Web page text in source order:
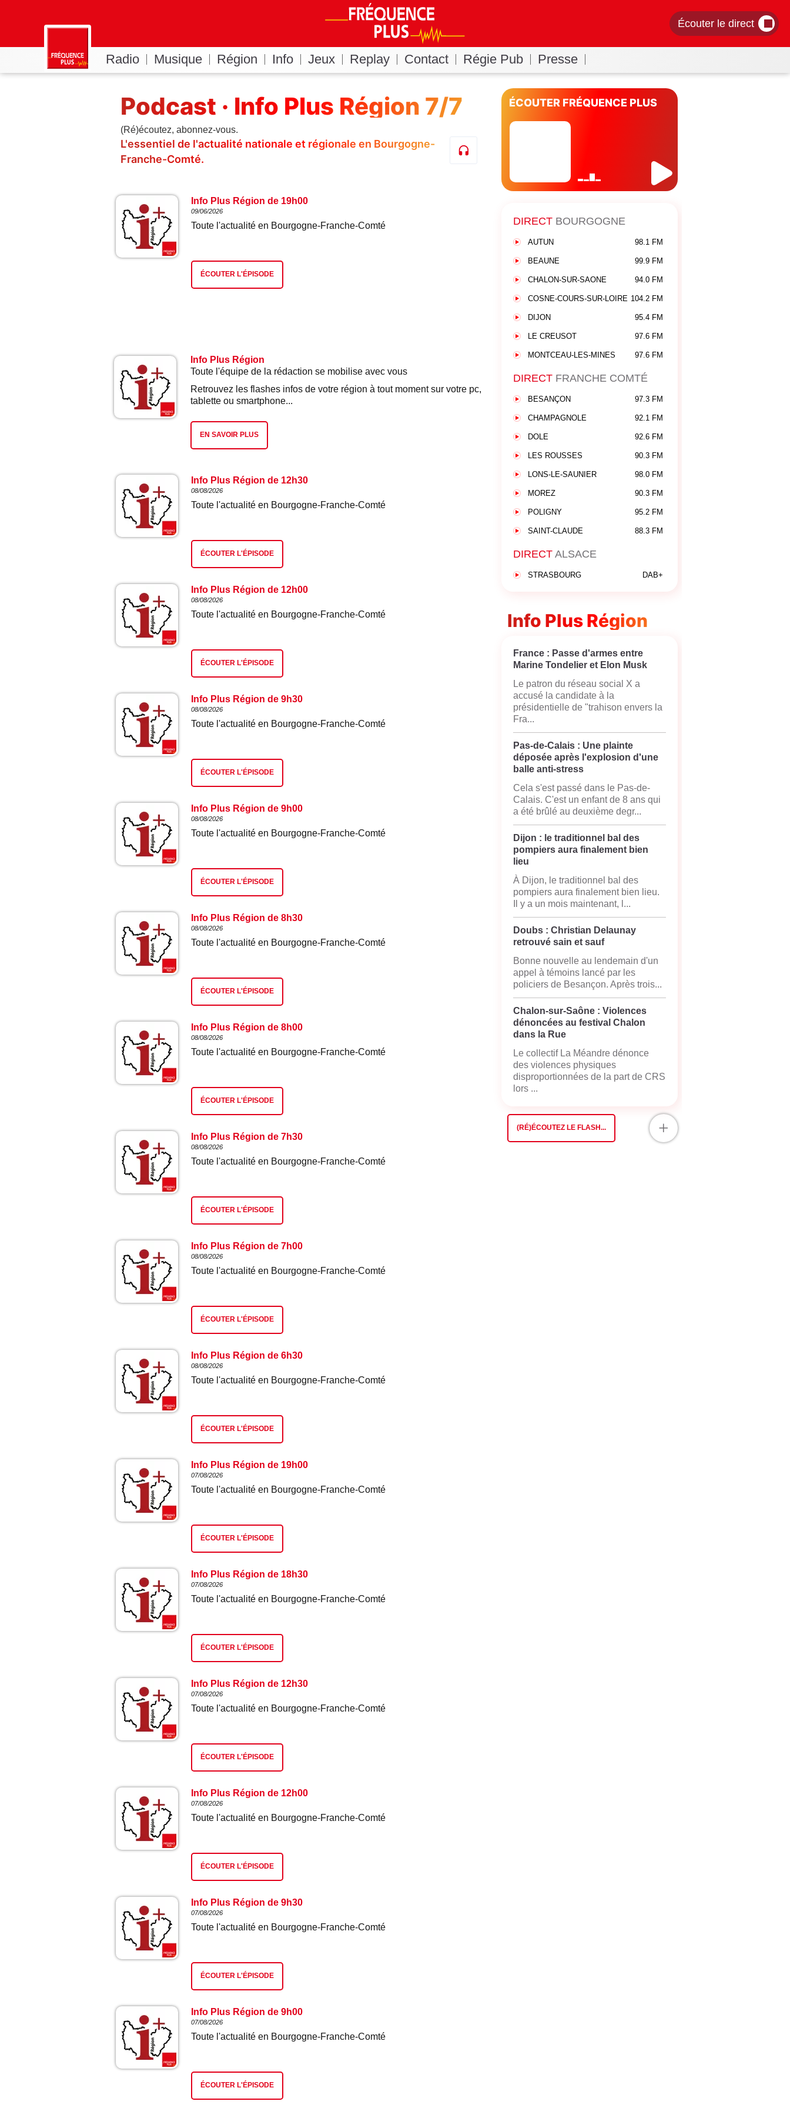
Écouter le direct
Radio Musique Région Info Jeux Replay Contact Régie Pub Presse
Podcast · Info Plus Région 7/7
(Ré)écoutez, abonnez-vous.
L'essentiel de l'actualité nationale et régionale en Bourgogne-
Franche-Comté.
Info Plus Région de 19h00
09/06/2026
Toute l'actualité en Bourgogne-Franche-Comté
ÉCOUTER L'ÉPISODE
Info Plus Région
Toute l'équipe de la rédaction se mobilise avec vous
Retrouvez les flashes infos de votre région à tout moment sur votre pc,
tablette ou smartphone...
EN SAVOIR PLUS
Info Plus Région de 12h30
08/08/2026
Toute l'actualité en Bourgogne-Franche-Comté
ÉCOUTER L'ÉPISODE
Info Plus Région de 12h00
08/08/2026
Toute l'actualité en Bourgogne-Franche-Comté
ÉCOUTER L'ÉPISODE
Info Plus Région de 9h30
08/08/2026
Toute l'actualité en Bourgogne-Franche-Comté
ÉCOUTER L'ÉPISODE
Info Plus Région de 9h00
08/08/2026
Toute l'actualité en Bourgogne-Franche-Comté
ÉCOUTER L'ÉPISODE
Info Plus Région de 8h30
08/08/2026
Toute l'actualité en Bourgogne-Franche-Comté
ÉCOUTER L'ÉPISODE
Info Plus Région de 8h00
08/08/2026
Toute l'actualité en Bourgogne-Franche-Comté
ÉCOUTER L'ÉPISODE
Info Plus Région de 7h30
08/08/2026
Toute l'actualité en Bourgogne-Franche-Comté
ÉCOUTER L'ÉPISODE
Info Plus Région de 7h00
08/08/2026
Toute l'actualité en Bourgogne-Franche-Comté
ÉCOUTER L'ÉPISODE
Info Plus Région de 6h30
08/08/2026
Toute l'actualité en Bourgogne-Franche-Comté
ÉCOUTER L'ÉPISODE
Info Plus Région de 19h00
07/08/2026
Toute l'actualité en Bourgogne-Franche-Comté
ÉCOUTER L'ÉPISODE
Info Plus Région de 18h30
07/08/2026
Toute l'actualité en Bourgogne-Franche-Comté
ÉCOUTER L'ÉPISODE
Info Plus Région de 12h30
07/08/2026
Toute l'actualité en Bourgogne-Franche-Comté
ÉCOUTER L'ÉPISODE
Info Plus Région de 12h00
07/08/2026
Toute l'actualité en Bourgogne-Franche-Comté
ÉCOUTER L'ÉPISODE
Info Plus Région de 9h30
07/08/2026
Toute l'actualité en Bourgogne-Franche-Comté
ÉCOUTER L'ÉPISODE
Info Plus Région de 9h00
07/08/2026
Toute l'actualité en Bourgogne-Franche-Comté
ÉCOUTER L'ÉPISODE
ÉCOUTER FRÉQUENCE PLUS
DIRECTBOURGOGNE
AUTUN 98.1 FM
BEAUNE 99.9 FM
CHALON-SUR-SAONE 94.0 FM
COSNE-COURS-SUR-LOIRE 104.2 FM
DIJON 95.4 FM
LE CREUSOT 97.6 FM
MONTCEAU-LES-MINES 97.6 FM
DIRECTFRANCHE COMTÉ
BESANÇON 97.3 FM
CHAMPAGNOLE 92.1 FM
DOLE 92.6 FM
LES ROUSSES 90.3 FM
LONS-LE-SAUNIER 98.0 FM
MOREZ 90.3 FM
POLIGNY 95.2 FM
SAINT-CLAUDE 88.3 FM
DIRECTALSACE
STRASBOURG DAB+
Info Plus Région
France : Passe d'armes entre
Marine Tondelier et Elon Musk
Le patron du réseau social X a
accusé la candidate à la
présidentielle de "trahison envers la
Fra...
Pas-de-Calais : Une plainte
déposée après l'explosion d'une
balle anti-stress
Cela s'est passé dans le Pas-de-
Calais. C'est un enfant de 8 ans qui
a été brûlé au deuxième degr...
Dijon : le traditionnel bal des
pompiers aura finalement bien
lieu
À Dijon, le traditionnel bal des
pompiers aura finalement bien lieu.
Il y a un mois maintenant, l...
Doubs : Christian Delaunay
retrouvé sain et sauf
Bonne nouvelle au lendemain d'un
appel à témoins lancé par les
policiers de Besançon. Après trois...
Chalon-sur-Saône : Violences
dénoncées au festival Chalon
dans la Rue
Le collectif La Méandre dénonce
des violences physiques
disproportionnées de la part de CRS
lors ...
(RÉ)ÉCOUTEZ LE FLASH... +